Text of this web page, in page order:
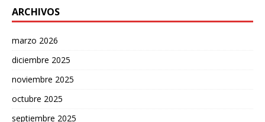
ARCHIVOS
marzo 2026
diciembre 2025
noviembre 2025
octubre 2025
septiembre 2025